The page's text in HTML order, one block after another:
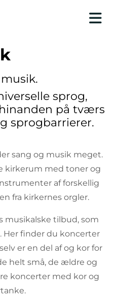
sprog,
på tværs
sprogbarrierer.
sang og musik meget.
kirkerum med toner og
af forskellig
fra kirkernes orgler.
musikalske tilbud, som
Her finder du koncerter
er en del af og kor for
helt små, de ældre og
koncerter med kor og